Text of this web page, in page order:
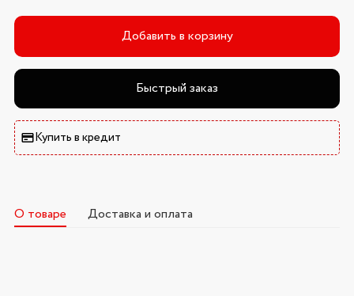
Добавить в корзину
Быстрый заказ
Купить в кредит
О товаре Доставка и оплата